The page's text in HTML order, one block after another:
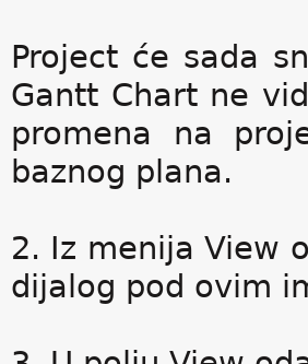
Project će sada
Gantt Chart ne
promena na
baznog plana.
2. Iz menija View
dijalog pod ovim